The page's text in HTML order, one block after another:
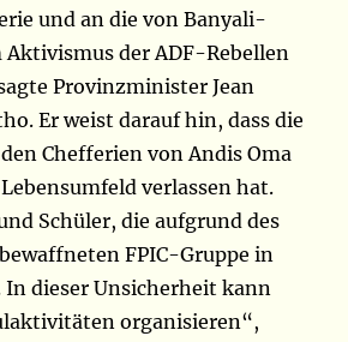
und an die von Banyali-
Aktivismus der ADF-Rebellen
Provinzminister Jean
Er weist darauf hin, dass die
Chefferien von Andis Oma
verlassen hat.
Schüler, die aufgrund des
FPIC-Gruppe in
In dieser Unsicherheit kann
organisieren“,